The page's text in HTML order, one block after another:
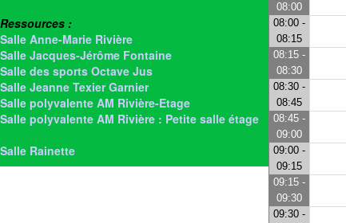
Ressources :
Salle Anne-Marie Rivière
Salle Jacques-Jérôme Fontaine
Salle des sports Octave Jus
Salle Jeanne Texier Garnier
Salle polyvalente AM Rivière-Etage
Salle polyvalente AM Rivière : Petite salle étage
Salle Rainette
08:00
08:00 -
08:15
08:15 -
08:30
08:30 -
08:45
08:45 -
09:00
09:00 -
09:15
09:15 -
09:30
09:30 -